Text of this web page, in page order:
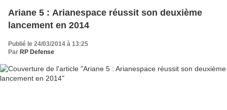
Ariane 5 : Arianespace réussit son deuxième
lancement en 2014
Publié le 24/03/2014 à 13:25
Par RP Defense